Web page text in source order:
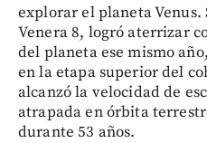
explorar el planeta Venus.
Venera 8, logró aterrizar
del planeta ese mismo
en la etapa superior del
alcanzó la velocidad de
atrapada en órbita
durante 53 años.